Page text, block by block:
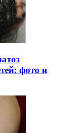
фото и